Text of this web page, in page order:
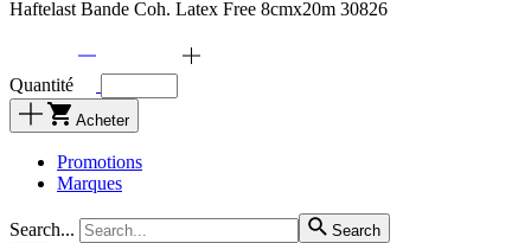
Haftelast Bande Coh. Latex Free 8cmx20m 30826
Quantité
Acheter
Promotions
Marques
Search...
Search